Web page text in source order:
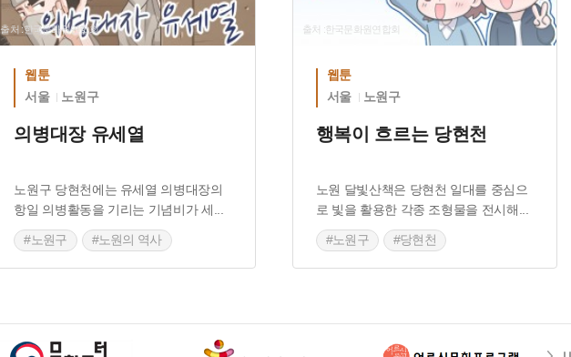
출처 :한국문화원연합회
웹툰
서울
노원구
의병대장 유세열
노원구 당현천에는 유세열 의병대장의
항일 의병활동을 기리는 기념비가 세
#노원구 #노원의 역사
#당현천 #노원 마을이야기
출처 :한국문화원연합회
웹툰
서울
노원구
행복이 흐르는 당현천
노원 달빛산책은 당현천 일대를 중심으
로 빛을 활용한 각종 조형물을 전시해
#노원구 #당현천
#노원 마을이야기